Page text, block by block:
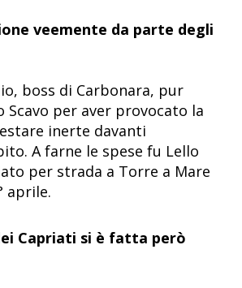
veemente da parte degli
boss di Carbonara, pur
Scavo per aver provocato la
inerte davanti
A farne le spese fu Lello
per strada a Torre a Mare
aprile.
Capriati si è fatta però